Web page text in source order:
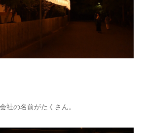
社の名前がたくさん。